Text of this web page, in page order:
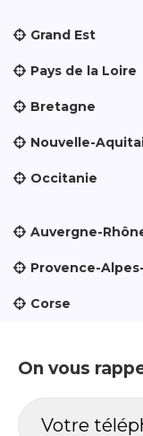
Grand Est
Pays de la Loire
Bretagne
Nouvelle-
Occitanie
Auvergne-
Provence-
Corse
On vous